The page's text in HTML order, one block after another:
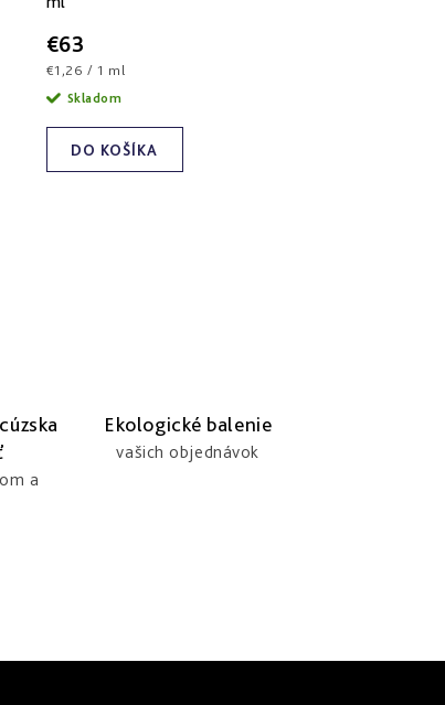
€63
Jednotková
cena:
€1,26 / 1 ml
DO KOŠÍKA
Skladom
a
Ekologické balenie
vašich objednávok